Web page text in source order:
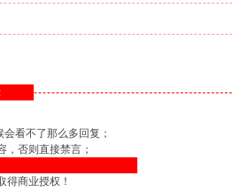
看不了那么多回复；
否则直接禁言；
得商业授权！